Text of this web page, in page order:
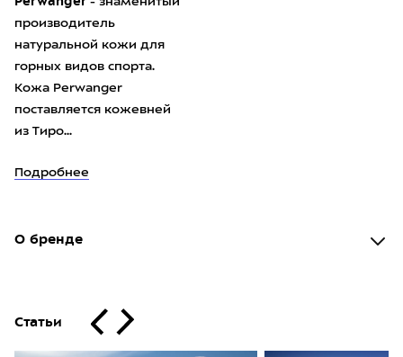
производитель
натуральной кожи для
горных видов спорта.
Кожа Perwanger
поставляется кожевней
из Тиро...
Подробнее
О бренде
Статьи